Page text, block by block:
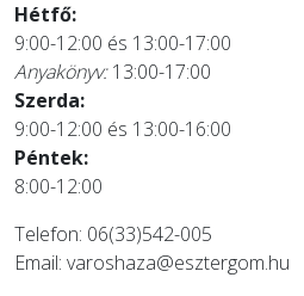
Hétfő:
9:00-12:00 és 13:00-17:00
Anyakönyv:13:00-17:00
Szerda:
9:00-12:00 és 13:00-16:00
Péntek:
8:00-12:00
Telefon: 06(33)542-005
Email: varoshaza@esztergom.hu